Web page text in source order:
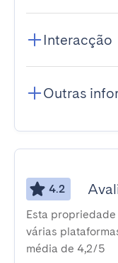
Interacção
Outras
4.2
Esta
várias
média de 4,2/5